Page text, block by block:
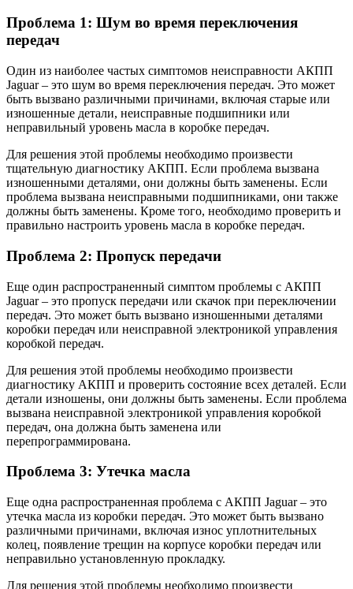
Проблема 1: Шум во время переключения
передач
Один из наиболее частых симптомов неисправности АКПП
Jaguar – это шум во время переключения передач. Это может
быть вызвано различными причинами, включая старые или
изношенные детали, неисправные подшипники или
неправильный уровень масла в коробке передач.
Для решения этой проблемы необходимо произвести
тщательную диагностику АКПП. Если проблема вызвана
изношенными деталями, они должны быть заменены. Если
проблема вызвана неисправными подшипниками, они также
должны быть заменены. Кроме того, необходимо проверить и
правильно настроить уровень масла в коробке передач.
Проблема 2: Пропуск передачи
Еще один распространенный симптом проблемы с АКПП
Jaguar – это пропуск передачи или скачок при переключении
передач. Это может быть вызвано изношенными деталями
коробки передач или неисправной электроникой управления
коробкой передач.
Для решения этой проблемы необходимо произвести
диагностику АКПП и проверить состояние всех деталей. Если
детали изношены, они должны быть заменены. Если проблема
вызвана неисправной электроникой управления коробкой
передач, она должна быть заменена или
перепрограммирована.
Проблема 3: Утечка масла
Еще одна распространенная проблема с АКПП Jaguar – это
утечка масла из коробки передач. Это может быть вызвано
различными причинами, включая износ уплотнительных
колец, появление трещин на корпусе коробки передач или
неправильно установленную прокладку.
Для решения этой проблемы необходимо произвести